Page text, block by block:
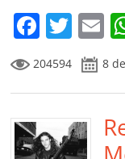
F
a
c
e
b
T
w
itt
er
E
m
ai
l
204594 8